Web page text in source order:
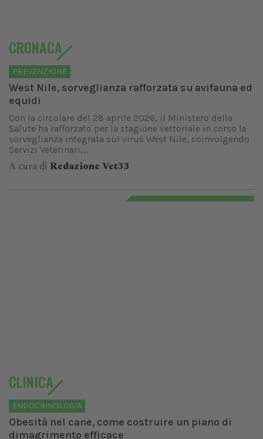
CRONACA
PREVENZIONE
West Nile, sorveglianza rafforzata su avifauna ed
equidi
Con la circolare del 28 aprile 2026, il Ministero della
Salute ha rafforzato per la stagione vettoriale in corso la
sorveglianza integrata sul virus West Nile, coinvolgendo
Servizi Veterinari,...
A cura di Redazione Vet33
CLINICA
ENDOCRINOLOGIA
Obesità nel cane, come costruire un piano di
dimagrimento efficace